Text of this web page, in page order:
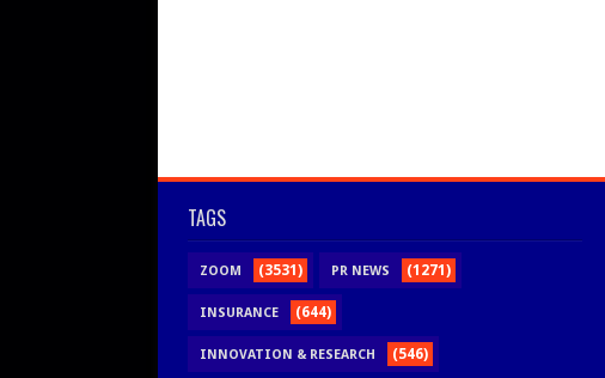
TAGS
ZOOM (3531) PR NEWS (1271)
INSURANCE (644)
INNOVATION & RESEARCH (546)